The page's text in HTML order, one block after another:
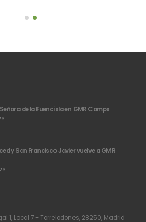
de la Fuencisla en GMR Camps
y San Francisco Javier vuelve a GMR
1, Local 7 - Torrelodones, 28250, Madrid